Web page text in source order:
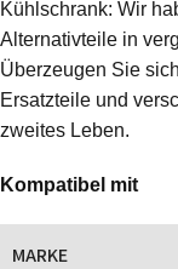
Kühlschrank: Wir
Alternativteile in
Überzeugen Sie
Ersatzteile und
zweites Leben.
Kompatibel mit
MARKE